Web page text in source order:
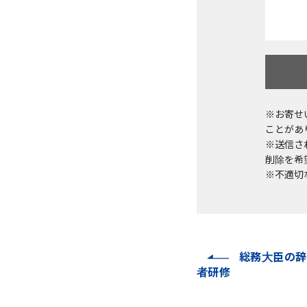
※お寄せ
ことがあ
※送信さ
削除を希
※不適切
総務大臣の
者研修